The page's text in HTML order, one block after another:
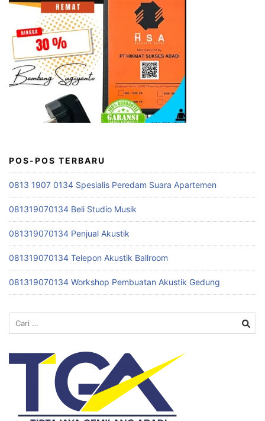
POS-POS TERBARU
0813 1907 0134 Spesialis Peredam Suara Apartemen
081319070134 Beli Studio Musik
081319070134 Penjual Akustik
081319070134 Telepon Akustik Ballroom
081319070134 Workshop Pembuatan Akustik Gedung
Cari
untuk: